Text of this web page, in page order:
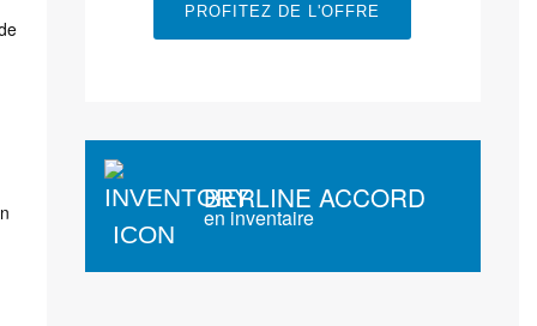
PROFITEZ DE L'OFFRE
BERLINE ACCORD
en inventaire